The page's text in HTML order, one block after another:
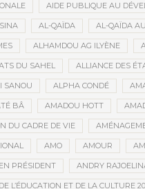
AIDE PUBLIQUE AU
AL-QAÏDA AL-QAÏDA
ALHAMDOU AG ILYÈNE
DU SAHEL ALLIANCE DES
SANOU ALPHA CONDÉ
BÂ AMADOU HOTT
DU CADRE DE VIE
AMO AMOUR
PRÉSIDENT ANDRY
L’ÉDUCATION ET DE LA CULTURE